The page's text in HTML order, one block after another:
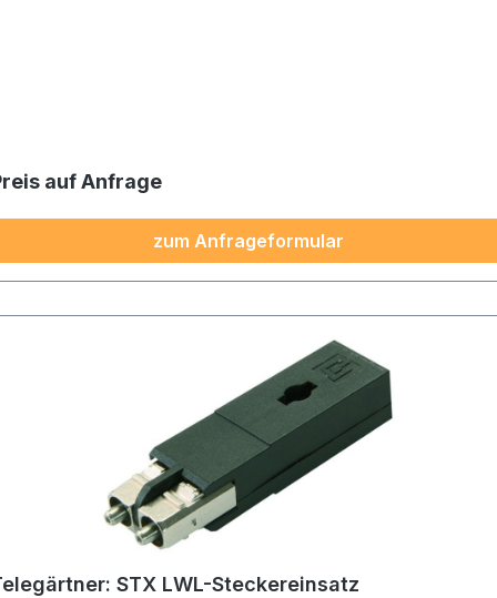
auf Anfrage
zum Anfrageformular
STX LWL-Steckereinsatz